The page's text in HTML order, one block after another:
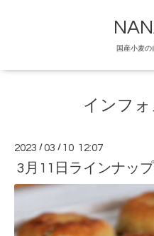
国産小麦の
インフ
2023 /03 / 10 12:07
3月11日ラインナッ